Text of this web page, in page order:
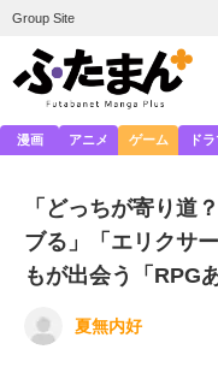
Group Site
漫画 アニメ ゲーム ド
「どっちが寄り道
ブる」「エリクサ
もが出会う「RPG
夏無内好